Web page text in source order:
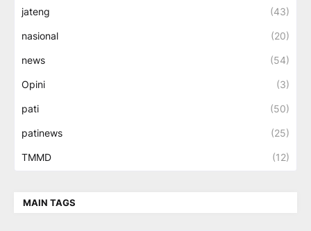
jateng (43)
nasional (20)
news (54)
Opini (3)
pati (50)
patinews (25)
TMMD (12)
MAIN TAGS